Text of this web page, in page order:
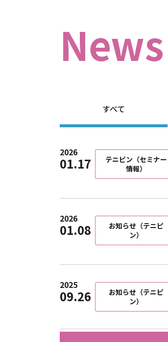
News
すべて
2026
01.17
テニピン（セミナー
情報）
2026
01.08
お知らせ（テニピ
ン）
2025
09.26
お知らせ（テニピ
ン）